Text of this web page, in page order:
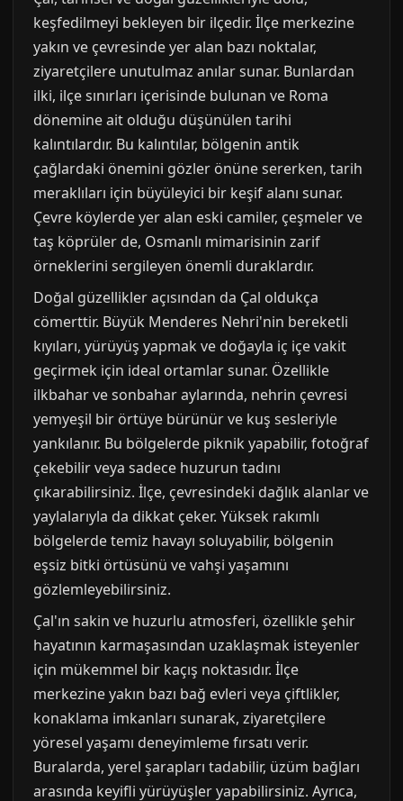
keşfedilmeyi bekleyen bir ilçedir. İlçe merkezine
yakın ve çevresinde yer alan bazı noktalar,
ziyaretçilere unutulmaz anılar sunar. Bunlardan
ilki, ilçe sınırları içerisinde bulunan ve Roma
dönemine ait olduğu düşünülen tarihi
kalıntılardır. Bu kalıntılar, bölgenin antik
çağlardaki önemini gözler önüne sererken, tarih
meraklıları için büyüleyici bir keşif alanı sunar.
Çevre köylerde yer alan eski camiler, çeşmeler ve
taş köprüler de, Osmanlı mimarisinin zarif
örneklerini sergileyen önemli duraklardır.
Doğal güzellikler açısından da Çal oldukça
cömerttir. Büyük Menderes Nehri'nin bereketli
kıyıları, yürüyüş yapmak ve doğayla iç içe vakit
geçirmek için ideal ortamlar sunar. Özellikle
ilkbahar ve sonbahar aylarında, nehrin çevresi
yemyeşil bir örtüye bürünür ve kuş sesleriyle
yankılanır. Bu bölgelerde piknik yapabilir, fotoğraf
çekebilir veya sadece huzurun tadını
çıkarabilirsiniz. İlçe, çevresindeki dağlık alanlar ve
yaylalarıyla da dikkat çeker. Yüksek rakımlı
bölgelerde temiz havayı soluyabilir, bölgenin
eşsiz bitki örtüsünü ve vahşi yaşamını
gözlemleyebilirsiniz.
Çal'ın sakin ve huzurlu atmosferi, özellikle şehir
hayatının karmaşasından uzaklaşmak isteyenler
için mükemmel bir kaçış noktasıdır. İlçe
merkezine yakın bazı bağ evleri veya çiftlikler,
konaklama imkanları sunarak, ziyaretçilere
yöresel yaşamı deneyimleme fırsatı verir.
Buralarda, yerel şarapları tadabilir, üzüm bağları
arasında keyifli yürüyüşler yapabilirsiniz. Ayrıca,